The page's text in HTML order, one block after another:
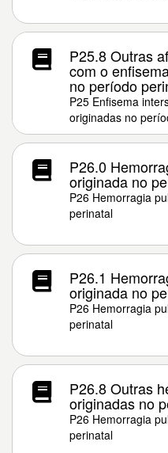
P25.8 Outras
com o
no período
P25 Enfisema
originadas no
P26.0
originada no
P26 Hemorragia
perinatal
P26.1
originada no
P26 Hemorragia
perinatal
P26.8 Outras
originadas no
P26 Hemorragia
perinatal